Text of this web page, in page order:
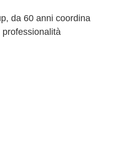
da 60 anni coordina
professionalità